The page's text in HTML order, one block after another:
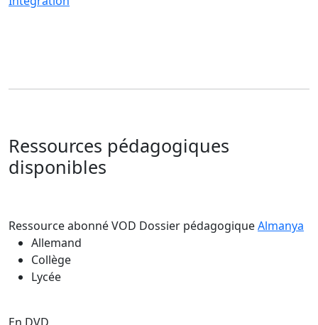
Ressources pédagogiques
disponibles
Ressource abonné VOD Dossier pédagogiqueAlmanya
Allemand
Collège
Lycée